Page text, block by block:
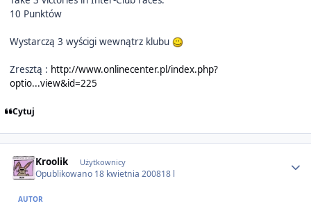
10 Punktów
Wystarczą 3 wyścigi wewnątrz klubu
Zresztą : http://www.onlinecenter.pl/index.php?
optio...view&id=225
Cytuj
Kroolik Użytkownicy
Opublikowano 18 kwietnia 200818 l
AUTOR